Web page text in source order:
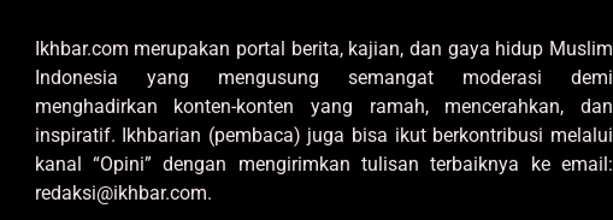
Ikhbar.com merupakan portal berita, kajian, dan gaya hidup Muslim
Indonesia yang mengusung semangat moderasi demi
menghadirkan konten-konten yang ramah, mencerahkan, dan
inspiratif. Ikhbarian (pembaca) juga bisa ikut berkontribusi melalui
kanal “Opini” dengan mengirimkan tulisan terbaiknya ke email:
redaksi@ikhbar.com.